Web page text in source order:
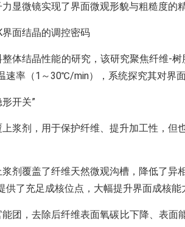
显微镜实现了界面微观形貌与粗糙度的
面结晶的调控密码
体结晶性能的研究，该研究聚焦纤维-
率（1～30℃/min），系统探究其对界
开关”
浆剂，用于保护纤维、提升加工性，但
剂覆盖了纤维天然微观沟槽，降低了异
了充足成核位点，大幅提升界面成核能
团，去除后纤维表面氧碳比下降、表面